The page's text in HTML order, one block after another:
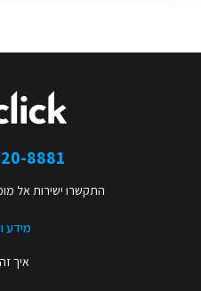
מידע
איך
8881
התקשרו ישירות אל